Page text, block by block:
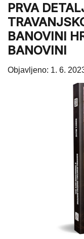
PRVA
BANOVINI
BANOVINI
Objavljeno: 1. 6.